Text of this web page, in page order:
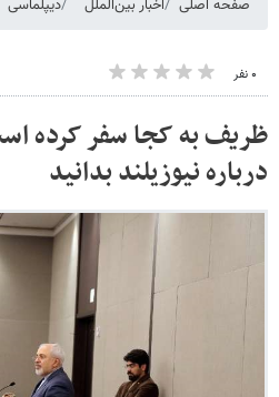
صفحه اصلی اخبار بین‌الملل دیپلماسی
۰ نفر
ظریف به کجا سفر کرده
درباره نیوزیلند بدانید